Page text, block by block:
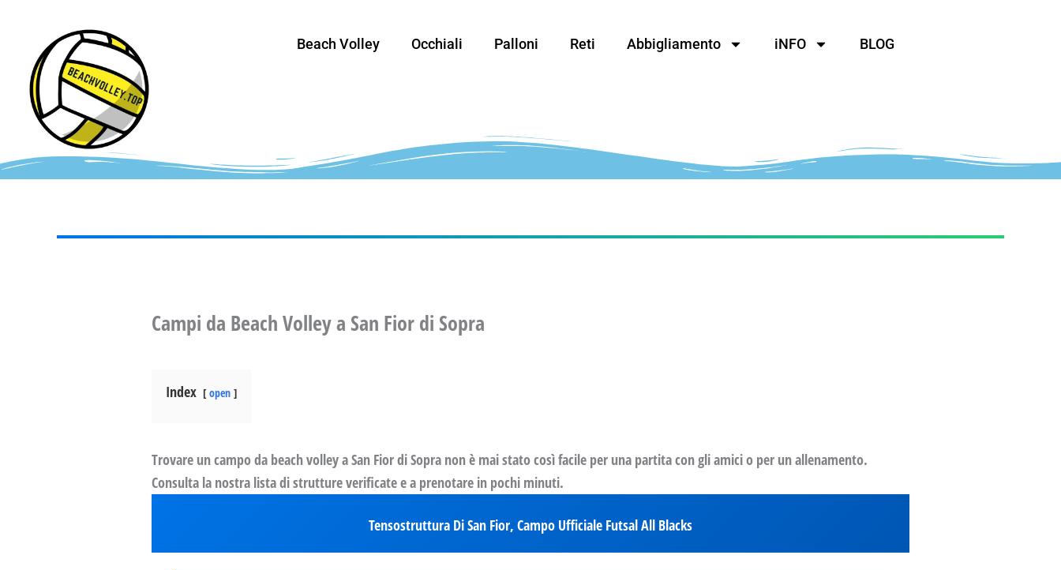
contenuto
Beach Volley Occhiali Palloni Reti Abbigliamento iNFO BLOG
Campi da Beach Volley a San Fior di Sopra
Index open
Trovare un campo da beach volley a San Fior di Sopra non è mai stato così facile per una partita con gli amici o per un allenamento.
Consulta la nostra lista di strutture verificate e a prenotare in pochi minuti.
Tensostruttura Di San Fior, Campo Ufficiale Futsal All Blacks